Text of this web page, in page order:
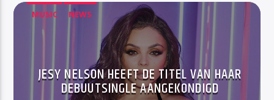
MUSIC NEWS
JESY NELSON HEEFT DE TITEL VAN HAAR
DEBUUTSINGLE AANGEKONDIGD